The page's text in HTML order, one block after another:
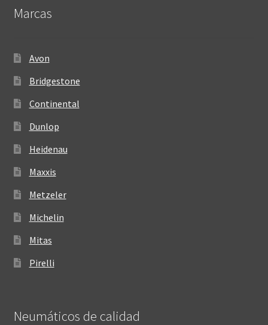
Marcas
Avon
Bridgestone
Continental
Dunlop
Heidenau
Maxxis
Metzeler
Michelin
Mitas
Pirelli
Neumáticos de calidad‎